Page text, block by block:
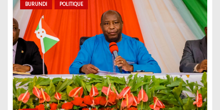
BURUNDI POLITIQUE